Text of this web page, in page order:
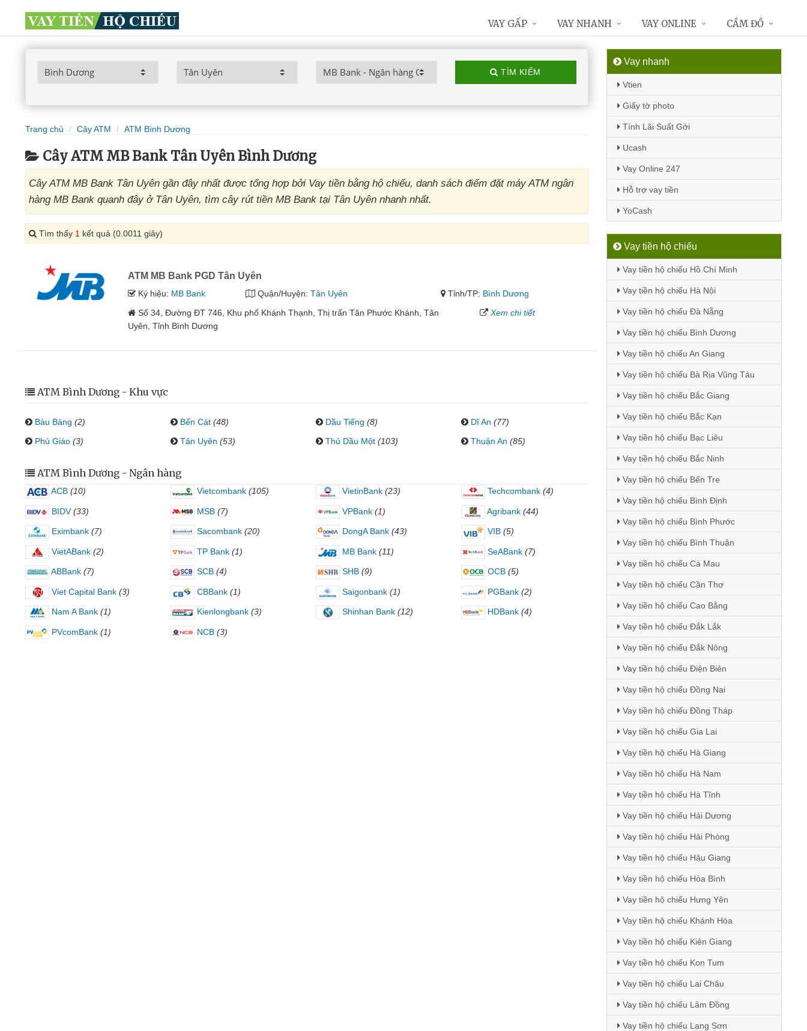
TÌM KIẾM
Trang chủ Cây ATM ATM Bình Dương
Cây ATM MB Bank Tân Uyên Bình Dương
Cây ATM MB Bank Tân Uyên gần đây nhất được tổng hợp bởi Vay tiền bằng hộ chiếu, danh sách điểm đặt máy ATM ngân
hàng MB Bank quanh đây ở Tân Uyên, tìm cây rút tiền MB Bank tại Tân Uyên nhanh nhất.
Tìm thấy 1 kết quả (0.0011 giây)
ATM MB Bank PGD Tân Uyên
Ký hiệu: MB Bank Quận/Huyện: Tân Uyên Tỉnh/TP: Bình Dương
Số 34, Đường ĐT 746, Khu phố Khánh Thạnh, Thị trấn Tân Phước Khánh, Tân
Uyên, Tỉnh Bình Dương
Xem chi tiết
ATM Bình Dương - Khu vực
Bàu Bàng (2) Bến Cát (48) Dầu Tiếng (8) Dĩ An (77)
Phú Giáo (3) Tân Uyên (53) Thủ Dầu Một (103) Thuận An (85)
ATM Bình Dương - Ngân hàng
ACB (10) Vietcombank (105) VietinBank (23) Techcombank (4)
BIDV (33) MSB (7) VPBank (1) Agribank (44)
Eximbank (7) Sacombank (20) DongA Bank (43) VIB (5)
VietABank (2) TP Bank (1) MB Bank (11) SeABank (7)
ABBank (7) SCB (4) SHB (9) OCB (5)
Viet Capital Bank (3) CBBank (1) Saigonbank (1) PGBank (2)
Nam A Bank (1) Kienlongbank (3) Shinhan Bank (12) HDBank (4)
PVcomBank (1) NCB (3)
Vay nhanh
Vtien
Giấy tờ photo
Tính Lãi Suất Gởi
Ucash
Vay Online 247
Hỗ trợ vay tiền
YoCash
Vay tiền hộ chiếu
Vay tiền hộ chiếu Hồ Chí Minh
Vay tiền hộ chiếu Hà Nội
Vay tiền hộ chiếu Đà Nẵng
Vay tiền hộ chiếu Bình Dương
Vay tiền hộ chiếu An Giang
Vay tiền hộ chiếu Bà Rịa Vũng Tàu
Vay tiền hộ chiếu Bắc Giang
Vay tiền hộ chiếu Bắc Kạn
Vay tiền hộ chiếu Bạc Liêu
Vay tiền hộ chiếu Bắc Ninh
Vay tiền hộ chiếu Bến Tre
Vay tiền hộ chiếu Bình Định
Vay tiền hộ chiếu Bình Phước
Vay tiền hộ chiếu Bình Thuận
Vay tiền hộ chiếu Cà Mau
Vay tiền hộ chiếu Cần Thơ
Vay tiền hộ chiếu Cao Bằng
Vay tiền hộ chiếu Đắk Lắk
Vay tiền hộ chiếu Đắk Nông
Vay tiền hộ chiếu Điện Biên
Vay tiền hộ chiếu Đồng Nai
Vay tiền hộ chiếu Đồng Tháp
Vay tiền hộ chiếu Gia Lai
Vay tiền hộ chiếu Hà Giang
Vay tiền hộ chiếu Hà Nam
Vay tiền hộ chiếu Hà Tĩnh
Vay tiền hộ chiếu Hải Dương
Vay tiền hộ chiếu Hải Phòng
Vay tiền hộ chiếu Hậu Giang
Vay tiền hộ chiếu Hòa Bình
Vay tiền hộ chiếu Hưng Yên
Vay tiền hộ chiếu Khánh Hòa
Vay tiền hộ chiếu Kiên Giang
Vay tiền hộ chiếu Kon Tum
Vay tiền hộ chiếu Lai Châu
Vay tiền hộ chiếu Lâm Đồng
Vay tiền hộ chiếu Lạng Sơn
VAY GẤP VAY NHANH VAY ONLINE CẦM ĐỒ